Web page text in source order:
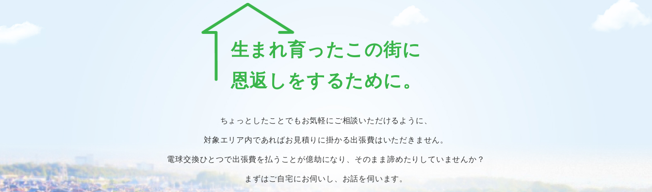
生まれ育ったこの街に
恩返しをするために。
ちょっとしたことでも お気軽にご相談いただけるように、
対象エリア内であればお見積りに掛かる出張費はいただきません。
電球交換ひとつで出張費を払うことが億劫になり、 そのまま諦めたりしていませんか？
まずはご自宅にお伺いし、お話を伺います。